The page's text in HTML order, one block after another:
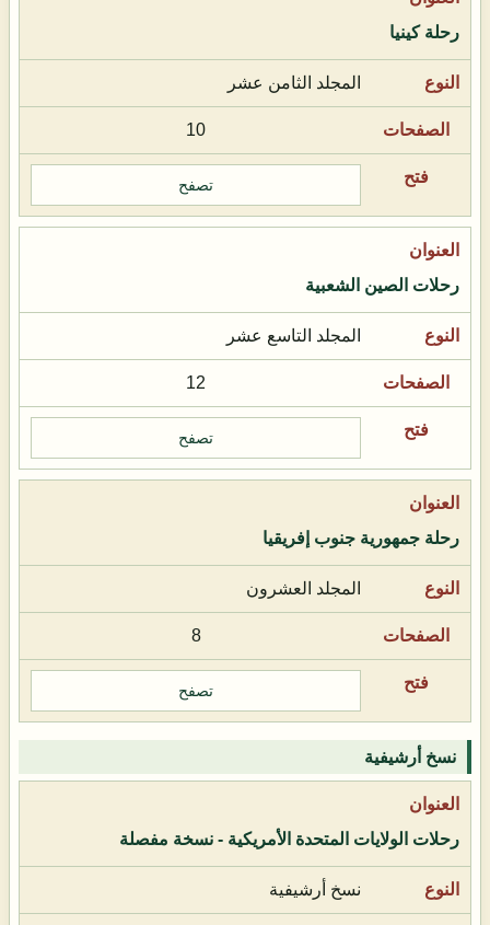
رحلة كينيا
المجلد الثامن عشر
10
تصفح
رحلات الصين الشعبية
المجلد التاسع عشر
12
تصفح
رحلة جمهورية جنوب إفريقيا
المجلد العشرون
8
تصفح
نسخ أرشيفية
رحلات الولايات المتحدة الأمريكية - نسخة مفصلة
نسخ أرشيفية